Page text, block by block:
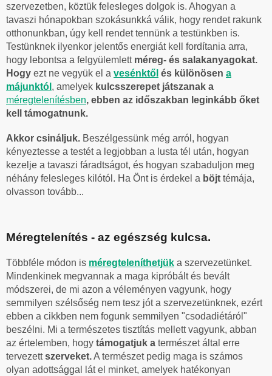
szervezetben, köztük felesleges dolgok is. Ahogyan a
tavaszi hónapokban szokásunkká válik, hogy rendet rakunk
otthonunkban, úgy kell rendet tennünk a testünkben is.
Testünknek ilyenkor jelentős energiát kell fordítania arra,
hogy lebontsa a felgyülemlett méreg- és salakanyagokat.
Hogy ezt ne vegyük el a vesénktől és különösen a
májunktól , amelyek kulcsszerepet játszanak a
méregtelenítésben, ebben az időszakban leginkább őket
kell támogatnunk.
Akkor csináljuk. Beszélgessünk még arról, hogyan
kényeztesse a testét a legjobban a lusta tél után, hogyan
kezelje a tavaszi fáradtságot, és hogyan szabaduljon meg
néhány felesleges kilótól. Ha Önt is érdekel a böjt témája,
olvasson tovább...
Méregtelenítés - az egészség kulcsa.
Többféle módon is méregteleníthetjük a szervezetünket.
Mindenkinek megvannak a maga kipróbált és bevált
módszerei, de mi azon a véleményen vagyunk, hogy
semmilyen szélsőség nem tesz jót a szervezetünknek, ezért
ebben a cikkben nem fogunk semmilyen "csodadiétáról"
beszélni. Mi a természetes tisztítás mellett vagyunk, abban
az értelemben, hogy támogatjuk a természet által erre
tervezettszerveket.A természet pedig maga is számos
olyan adottsággal lát el minket, amelyek hatékonyan